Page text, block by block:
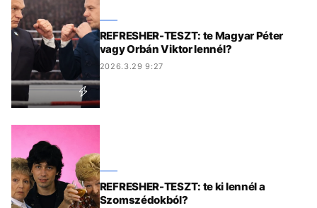
REFRESHER-TESZT: te Magyar Péter
vagy Orbán Viktor lennél?
2026.3.29 9:27
REFRESHER-TESZT: te ki lennél a
Szomszédokból?